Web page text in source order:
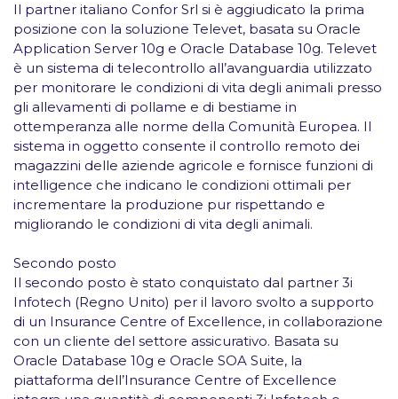
Il partner italiano Confor Srl si è aggiudicato la prima
posizione con la soluzione Televet, basata su Oracle
Application Server 10g e Oracle Database 10g. Televet
è un sistema di telecontrollo all’avanguardia utilizzato
per monitorare le condizioni di vita degli animali presso
gli allevamenti di pollame e di bestiame in
ottemperanza alle norme della Comunità Europea. Il
sistema in oggetto consente il controllo remoto dei
magazzini delle aziende agricole e fornisce funzioni di
intelligence che indicano le condizioni ottimali per
incrementare la produzione pur rispettando e
migliorando le condizioni di vita degli animali.
Secondo posto
Il secondo posto è stato conquistato dal partner 3i
Infotech (Regno Unito) per il lavoro svolto a supporto
di un Insurance Centre of Excellence, in collaborazione
con un cliente del settore assicurativo. Basata su
Oracle Database 10g e Oracle SOA Suite, la
piattaforma dell’Insurance Centre of Excellence